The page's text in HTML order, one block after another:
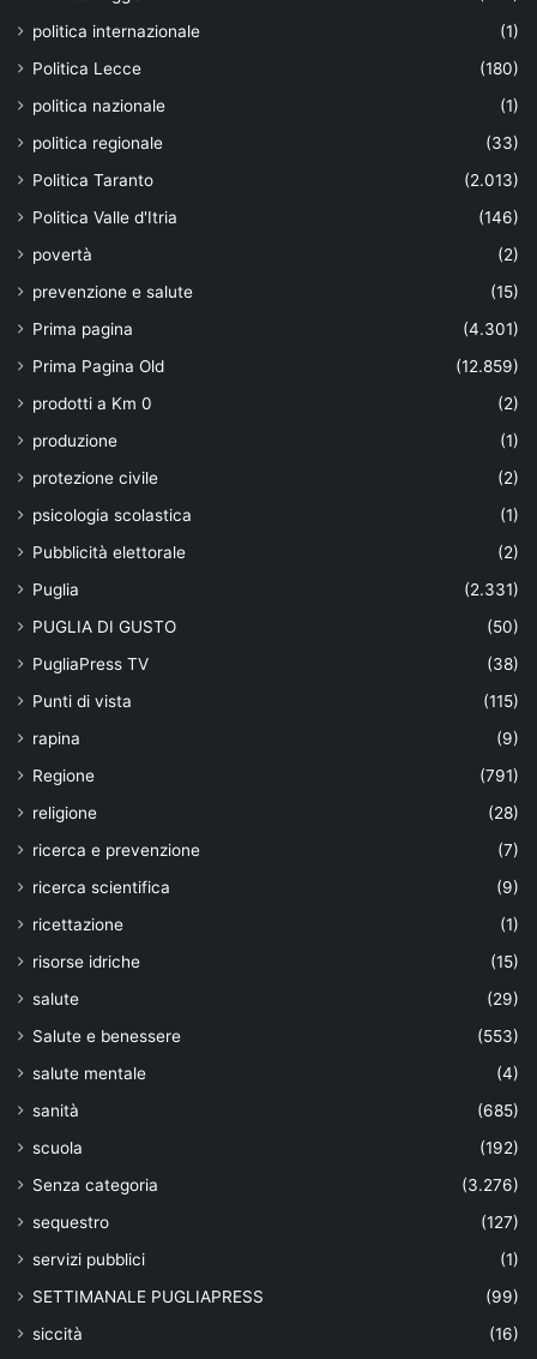
politica internazionale
(1)
Politica Lecce
(180)
politica nazionale
(1)
politica regionale
(33)
Politica Taranto
(2.013)
Politica Valle d'Itria
(146)
povertà
(2)
prevenzione e salute
(15)
Prima pagina
(4.301)
Prima Pagina Old
(12.859)
prodotti a Km 0
(2)
produzione
(1)
protezione civile
(2)
psicologia scolastica
(1)
Pubblicità elettorale
(2)
Puglia
(2.331)
PUGLIA DI GUSTO
(50)
PugliaPress TV
(38)
Punti di vista
(115)
rapina
(9)
Regione
(791)
religione
(28)
ricerca e prevenzione
(7)
ricerca scientifica
(9)
ricettazione
(1)
risorse idriche
(15)
salute
(29)
Salute e benessere
(553)
salute mentale
(4)
sanità
(685)
scuola
(192)
Senza categoria
(3.276)
sequestro
(127)
servizi pubblici
(1)
SETTIMANALE PUGLIAPRESS
(99)
siccità
(16)